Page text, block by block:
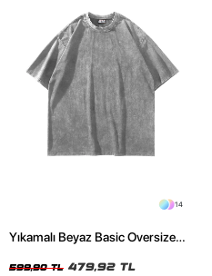
14
Yıkamalı Beyaz Basic Oversize
599,90 TL 479,92 TL